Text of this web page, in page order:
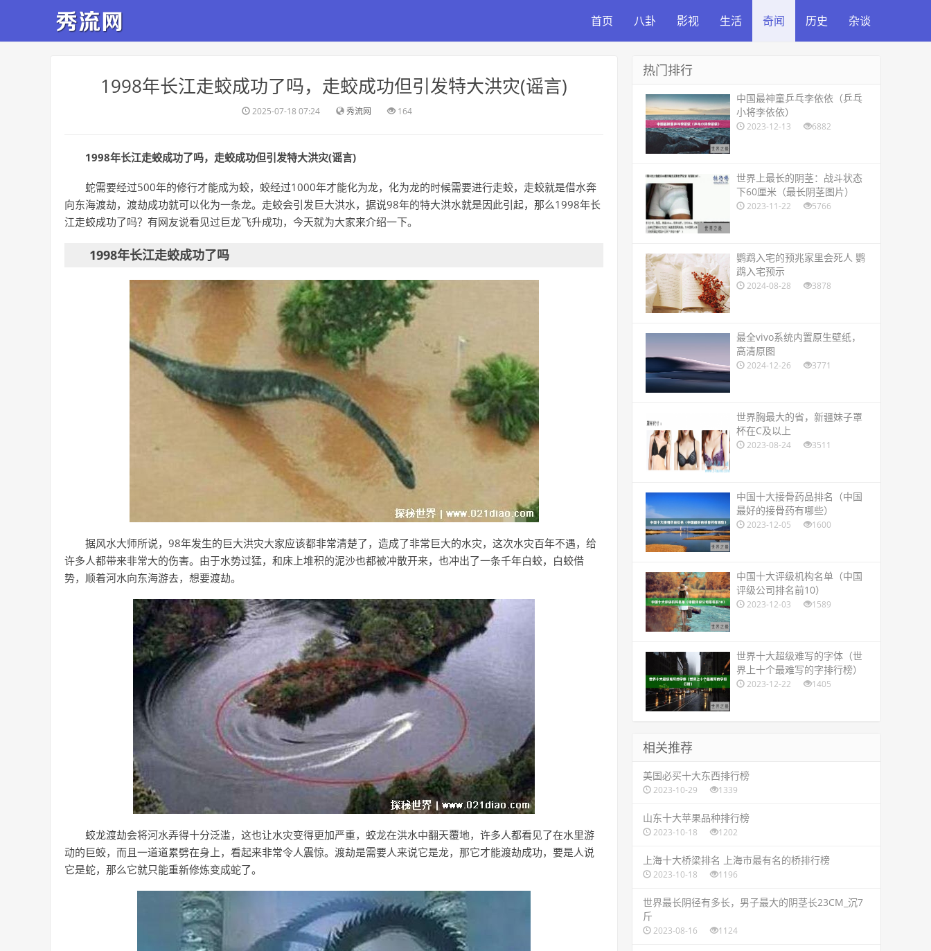
首页 八卦 影视 生活 奇闻 历史 杂谈
​1998年长江走蛟成功了吗，走蛟成功但引发特大洪灾(谣言)
2025-07-18 07:24 秀流网 164
1998年长江走蛟成功了吗，走蛟成功但引发特大洪灾(谣言)
蛇需要经过500年的修行才能成为蛟，蛟经过1000年才能化为龙，化为龙的时候需要进行走蛟，走蛟就是借水奔
向东海渡劫，渡劫成功就可以化为一条龙。走蛟会引发巨大洪水，据说98年的特大洪水就是因此引起，那么1998年长
江走蛟成功了吗？有网友说看见过巨龙飞升成功，今天就为大家来介绍一下。
1998年长江走蛟成功了吗
据风水大师所说，98年发生的巨大洪灾大家应该都非常清楚了，造成了非常巨大的水灾，这次水灾百年不遇，给
许多人都带来非常大的伤害。由于水势过猛，和床上堆积的泥沙也都被冲散开来，也冲出了一条千年白蛟，白蛟借
势，顺着河水向东海游去，想要渡劫。
蛟龙渡劫会将河水弄得十分泛滥，这也让水灾变得更加严重，蛟龙在洪水中翻天覆地，许多人都看见了在水里游
动的巨蛟，而且一道道累劈在身上，看起来非常令人震惊。渡劫是需要人来说它是龙，那它才能渡劫成功，要是人说
它是蛇，那么它就只能重新修炼变成蛇了。
热门排行
​中国最神童乒乓李依依（乒乓
小将李依依）
2023-12-13 6882
​世界上最长的阴茎：战斗状态
下60厘米（最长阴茎图片）
2023-11-22 5766
​鹦鹉入宅的预兆家里会死人 鹦
鹉入宅预示
2024-08-28 3878
​最全vivo系统内置原生壁纸，
高清原图
2024-12-26 3771
​世界胸最大的省，新疆妹子罩
杯在C及以上
2023-08-24 3511
​中国十大接骨药品排名（中国
最好的接骨药有哪些）
2023-12-05 1600
​中国十大评级机构名单（中国
评级公司排名前10）
2023-12-03 1589
​世界十大超级难写的字体（世
界上十个最难写的字排行榜）
2023-12-22 1405
相关推荐
​美国必买十大东西排行榜
2023-10-29 1339
​山东十大苹果品种排行榜
2023-10-18 1202
​上海十大桥梁排名 上海市最有名的桥排行榜
2023-10-18 1196
​世界最长阴径有多长，男子最大的阴茎长23CM_沉7
斤
2023-08-16 1124